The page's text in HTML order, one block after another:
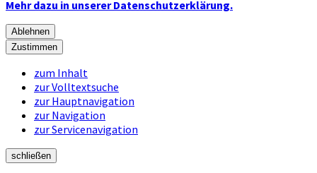
Mehr dazu in unserer Datenschutzerklärung.
Ablehnen
Zustimmen
zum Inhalt
zur Volltextsuche
zur Hauptnavigation
zur Navigation
zur Servicenavigation
schließen